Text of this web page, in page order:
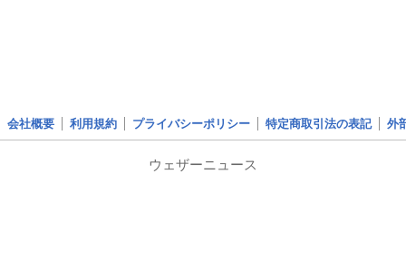
会社概要 利用規約 プライバシーポリシー 特定商取引法の表記 外
ウェザーニュース